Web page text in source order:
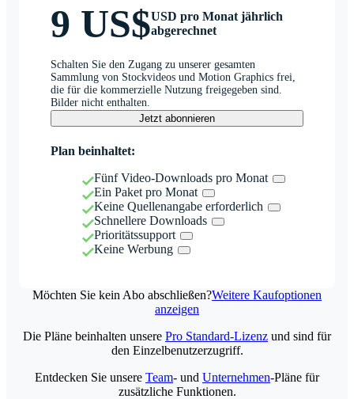
9 US$USD pro Monat jährlich
abgerechnet
Schalten Sie den Zugang zu unserer gesamten
Sammlung von Stockvideos und Motion Graphics frei,
die für die kommerzielle Nutzung freigegeben sind.
Bilder nicht enthalten.
Jetzt abonnieren
Plan beinhaltet:
Fünf Video-Downloads pro Monat
Ein Paket pro Monat
Keine Quellenangabe erforderlich
Schnellere Downloads
Prioritätssupport
Keine Werbung
Möchten Sie kein Abo abschließen?Weitere Kaufoptionen
anzeigen
Die Pläne beinhalten unsere Pro Standard-Lizenz und sind für
den Einzelbenutzerzugriff.
Entdecken Sie unsere Team- und Unternehmen-Pläne für
zusätzliche Funktionen.